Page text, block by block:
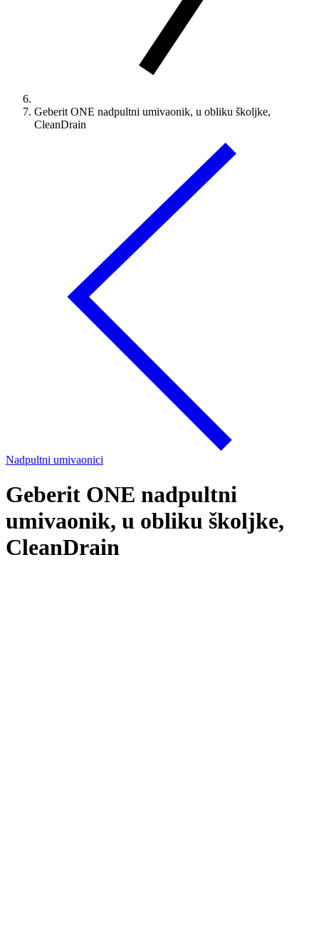
Geberit ONE nadpultni umivaonik, u obliku školjke,
CleanDrain
Nadpultni umivaonici
Geberit ONE nadpultni
umivaonik, u obliku školjke,
CleanDrain